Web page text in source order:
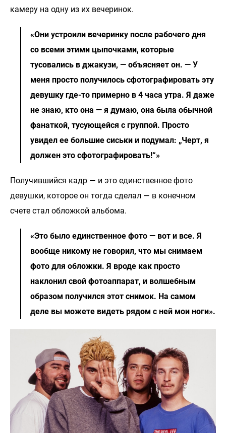
камеру на одну из их вечеринок.
«Они устроили вечеринку после рабочего дня
со всеми этими цыпочками, которые
тусовались в джакузи, — объясняет он. — У
меня просто получилось сфотографировать эту
девушку где-то примерно в 4 часа утра. Я даже
не знаю, кто она — я думаю, она была обычной
фанаткой, тусующейся с группой. Просто
увидел ее большие сиськи и подумал: „Черт, я
должен это сфотографировать!“»
Получившийся кадр — и это единственное фото
девушки, которое он тогда сделал — в конечном
счете стал обложкой альбома.
«Это было единственное фото — вот и все. Я
вообще никому не говорил, что мы снимаем
фото для обложки. Я вроде как просто
наклонил свой фотоаппарат, и волшебным
образом получился этот снимок. На самом
деле вы можете видеть рядом с ней мои ноги».